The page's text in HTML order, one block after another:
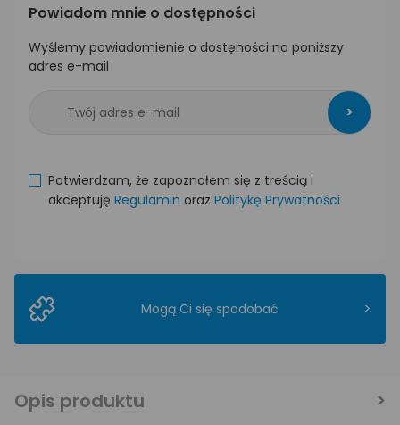
Powiadom mnie o dostępności
Wyślemy powiadomienie o dostęności na poniższy
adres e-mail
>
Potwierdzam, że zapoznałem się z treścią i
akceptuję Regulamin oraz Politykę Prywatności
Mogą Ci się spodobać >
Opis produktu